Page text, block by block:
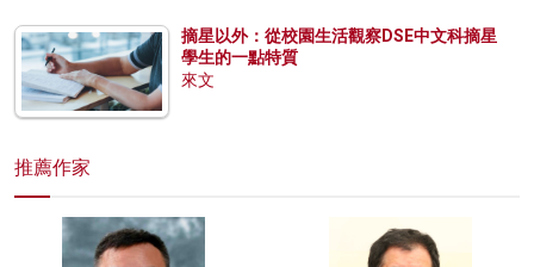
摘星以外：從校園生活觀察DSE中文科摘星
學生的一點特質
來文
推薦作家